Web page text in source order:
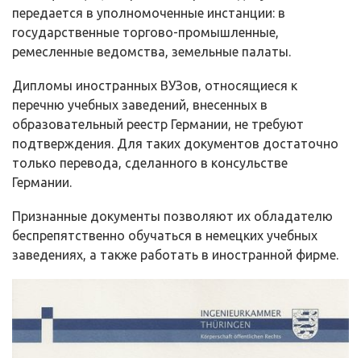
передается в уполномоченные инстанции: в
государственные торгово-промышленные,
ремесленные ведомства, земельные палаты.
Дипломы иностранных ВУЗов, относящиеся к
перечню учебных заведений, внесенных в
образовательный реестр Германии, не требуют
подтверждения. Для таких документов достаточно
только перевода, сделанного в консульстве
Германии.
Признанные документы позволяют их обладателю
беспрепятственно обучаться в немецких учебных
заведениях, а также работать в иностранной фирме.